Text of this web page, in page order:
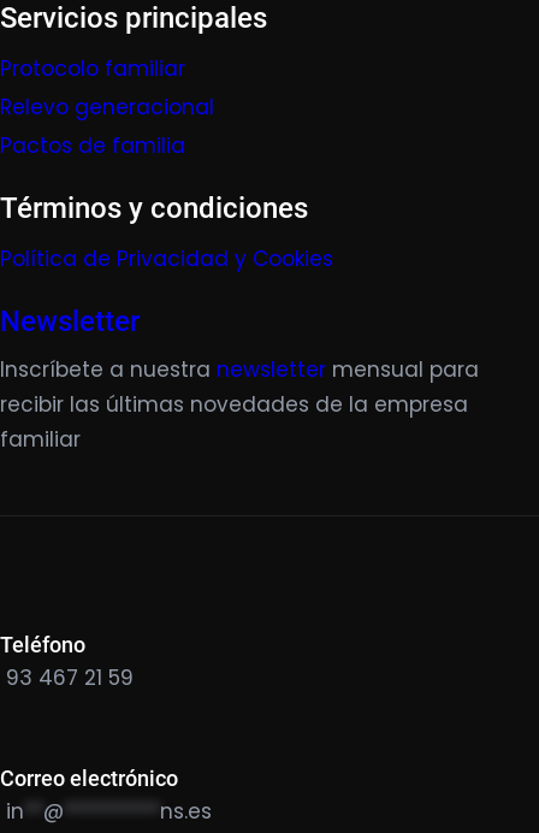
Servicios principales
Protocolo familiar
Relevo generacional
Pactos de familia
Términos y condiciones
Política de Privacidad y Cookies
Newsletter
Inscríbete a nuestra newsletter mensual para
recibir las últimas novedades de la empresa
familiar
Teléfono
93 467 21 59
Correo electrónico
in @ ********** ns.es